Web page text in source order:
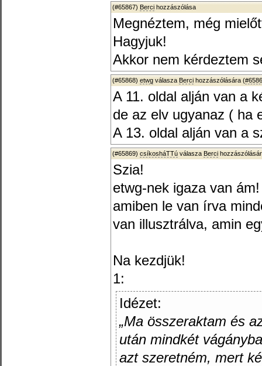
(#65867) Berci hozzászólása
Megnéztem, még
Hagyjuk!
Akkor nem kérdeztem
(#65868) etwg válasza Berci hozzászólására (
A 11. oldal alján van a
de az elv ugyanaz ( ha
A 13. oldal alján van a
(#65869) csíkosháTTú válasza Berci
Szia!
etwg-nek igaza van
amiben le van írva
van illusztrálva, amin
Na kezdjük!
1:
Idézet:
„Ma összeraktam és
után mindkét
azt szeretném, mert